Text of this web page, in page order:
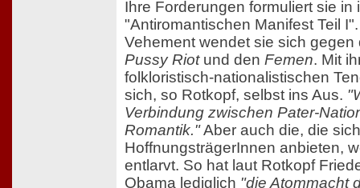
Ihre Forderungen formuliert sie in
"Antiromantischen Manifest Teil I".
Vehement wendet sie sich gegen
Pussy Riotund den Femen. Mit
folkloristisch-nationalistischen
sich, so Rotkopf, selbst ins Aus.
Verbindung zwischen Pater-
Romantik."Aber auch die, die
HoffnungsträgerInnen anbieten,
entlarvt. So hat laut Rotkopf
Obama lediglich "die Atommacht